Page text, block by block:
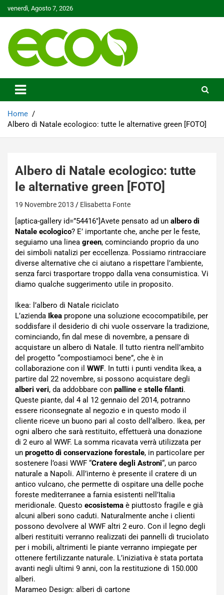
to
venerdì, Agosto 7, 2026
Ecoo.it
Home
Albero di Natale ecologico: tutte le alternative green [FOTO]
Albero di Natale ecologico: tutte
le alternative green [FOTO]
19 Novembre 2013 Elisabetta Fonte
[aptica-gallery id=”54416″]Avete pensato ad un albero di
Natale ecologico? E’ importante che, anche per le feste,
seguiamo una linea green, cominciando proprio da uno
dei simboli natalizi per eccellenza. Possiamo rintracciare
diverse alternative che ci aiutano a rispettare l’ambiente,
senza farci trasportare troppo dalla vena consumistica. Vi
diamo qualche suggerimento utile in proposito.
Ikea: l’albero di Natale riciclato
L’azienda Ikea propone una soluzione ecocompatibile, per
soddisfare il desiderio di chi vuole osservare la tradizione,
cominciando, fin dal mese di novembre, a pensare di
acquistare un albero di Natale. Il tutto rientra nell’ambito
del progetto “compostiamoci bene”, che è in
collaborazione con il WWF. In tutti i punti vendita Ikea, a
partire dal 22 novembre, si possono acquistare degli
alberi veri, da addobbare con palline e stelle filanti.
Queste piante, dal 4 al 12 gennaio del 2014, potranno
essere riconsegnate al negozio e in questo modo il
cliente riceve un buono pari al costo dell’albero. Ikea, per
ogni albero che sarà restituito, effettuerà una donazione
di 2 euro al WWF. La somma ricavata verrà utilizzata per
un progetto di conservazione forestale, in particolare per
sostenere l’oasi WWF “Cratere degli Astroni“, un parco
naturale a Napoli. All’interno è presente il cratere di un
antico vulcano, che permette di ospitare una delle poche
foreste mediterranee a farnia esistenti nell’Italia
meridionale. Questo ecosistema è piuttosto fragile e già
alcuni alberi sono caduti. Naturalmente anche i clienti
possono devolvere al WWF altri 2 euro. Con il legno degli
alberi restituiti verranno realizzati dei pannelli di truciolato
per i mobili, altrimenti le piante verranno impiegate per
ottenere fertilizzante naturale. L’iniziativa è stata portata
avanti negli ultimi 9 anni, con la restituzione di 150.000
alberi.
Marameo Design: alberi di cartone